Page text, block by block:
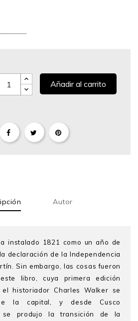
Añadir al carrito
Autor
instalado 1821 como un año de
declaración de la Independencia
Sin embargo, las cosas fueron
libro, cuya primera edición
historiador Charles Walker se
la capital, y desde Cusco
se produjo la transición de la